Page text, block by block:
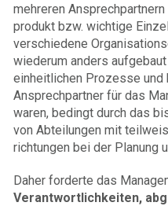
mehreren
produkt bzw. wichtige
verschiedene
wiederum anders
einheitlichen Prozesse und
Ansprechpartner für das
waren, bedingt durch das
von Abteilungen mit
richtungen bei der Planung
Daher forderte das
Verantwortlichkeiten,